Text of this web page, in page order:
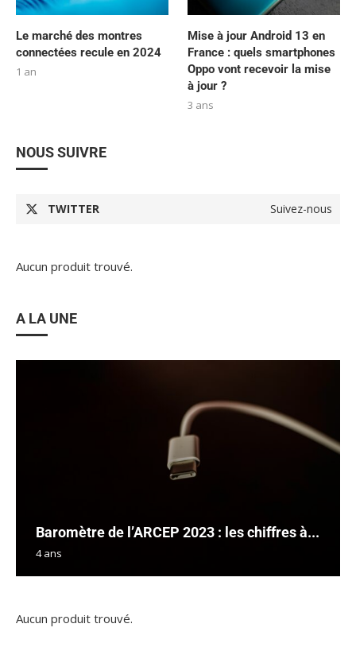
Le marché des montres
connectées recule en 2024
1 an
Mise à jour Android 13 en
France : quels smartphones
Oppo vont recevoir la mise
à jour ?
3 ans
NOUS SUIVRE
TWITTER Suivez-nous
Aucun produit trouvé.
A LA UNE
Baromètre de l’ARCEP 2023 : les chiffres à...
4 ans
Aucun produit trouvé.